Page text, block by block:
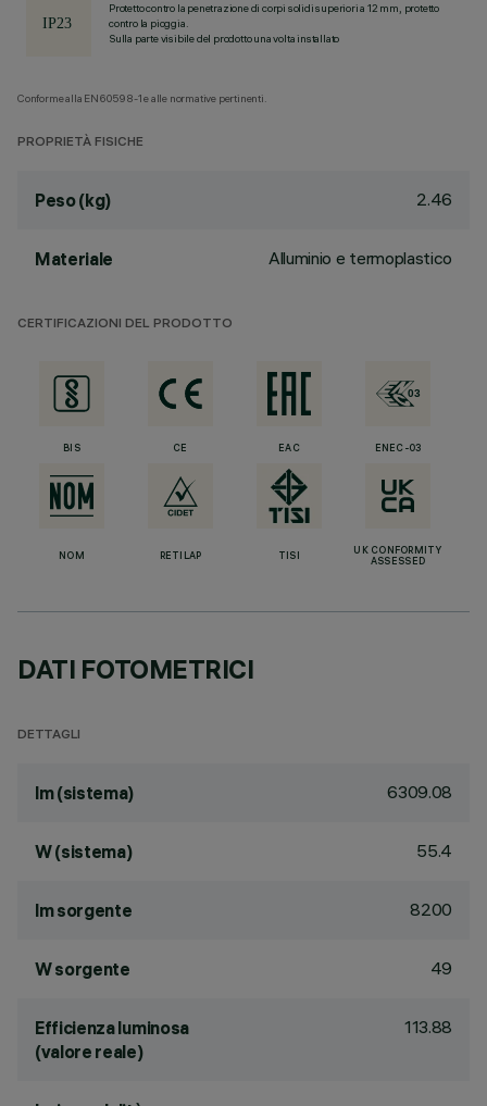
Protetto contro la penetrazione di corpi solidi superiori a 12 mm, protetto
contro la pioggia.
Sulla parte visibile del prodotto una volta installato
Conforme alla EN60598-1 e alle normative pertinenti.
PROPRIETÀ FISICHE
Peso (kg) 2.46
Materiale Alluminio e termoplastico
CERTIFICAZIONI DEL PRODOTTO
BIS CE EAC ENEC-03
NOM RETILAP TISI
UK CONFORMITY
ASSESSED
DATI FOTOMETRICI
DETTAGLI
lm (sistema) 6309.08
W (sistema) 55.4
lm sorgente 8200
W sorgente 49
Efficienza luminosa
(valore reale)
113.88